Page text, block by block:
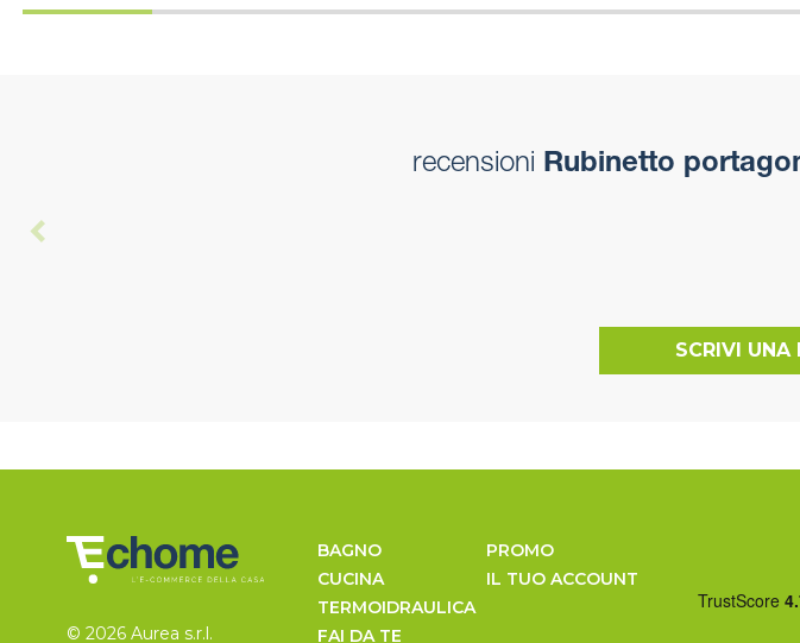
recensioni Rubinetto
SCRIVI UNA
© 2026 Aurea s.r.l.
BAGNO
CUCINA
TERMOIDRAULICA
FAI DA TE
PROMO
IL TUO ACCOUNT